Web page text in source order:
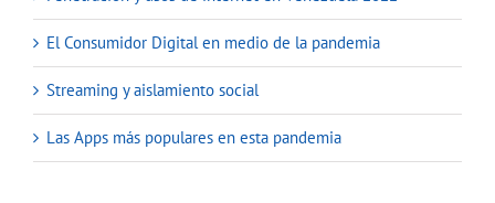
El Consumidor Digital en medio de la pandemia
Streaming y aislamiento social
Las Apps más populares en esta pandemia